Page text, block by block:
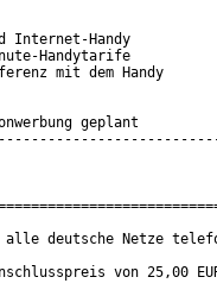
Internet-Handy
Handytarife
mit dem Handy
geplant
deutsche Netze
von 25,00